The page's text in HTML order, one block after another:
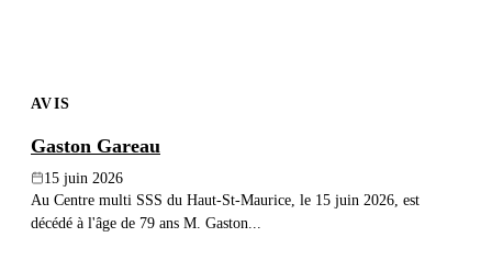
AVIS
Gaston Gareau
15 juin 2026
Au Centre multi SSS du Haut-St-Maurice, le 15 juin 2026, est
décédé à l'âge de 79 ans M. Gaston...